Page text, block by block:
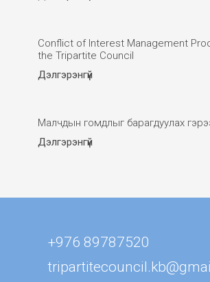
Conflict of Interest Management
the Tripartite Council
Дэлгэрэнгүй
Малчдын гомдлыг барагдуулах
Дэлгэрэнгүй
+976 89787520